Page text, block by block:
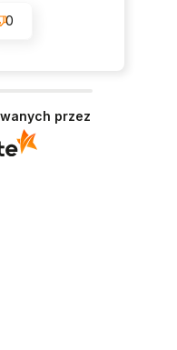
0
przez